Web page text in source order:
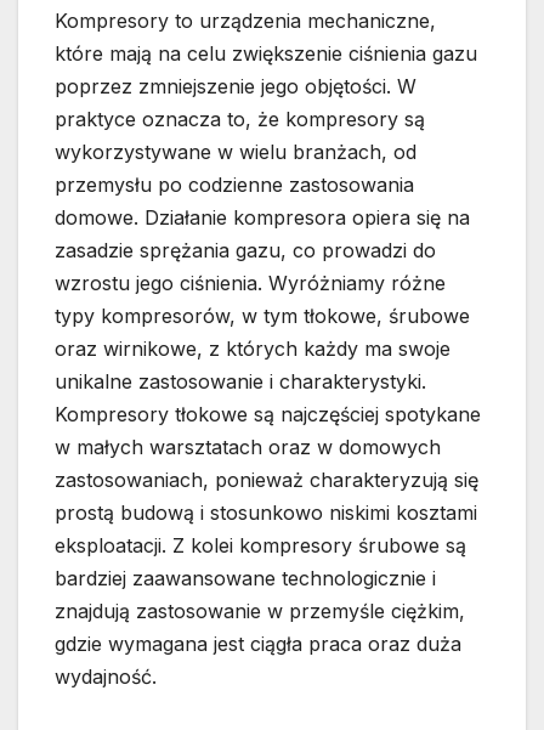
Kompresory to urządzenia mechaniczne,
które mają na celu zwiększenie ciśnienia gazu
poprzez zmniejszenie jego objętości. W
praktyce oznacza to, że kompresory są
wykorzystywane w wielu branżach, od
przemysłu po codzienne zastosowania
domowe. Działanie kompresora opiera się na
zasadzie sprężania gazu, co prowadzi do
wzrostu jego ciśnienia. Wyróżniamy różne
typy kompresorów, w tym tłokowe, śrubowe
oraz wirnikowe, z których każdy ma swoje
unikalne zastosowanie i charakterystyki.
Kompresory tłokowe są najczęściej spotykane
w małych warsztatach oraz w domowych
zastosowaniach, ponieważ charakteryzują się
prostą budową i stosunkowo niskimi kosztami
eksploatacji. Z kolei kompresory śrubowe są
bardziej zaawansowane technologicznie i
znajdują zastosowanie w przemyśle ciężkim,
gdzie wymagana jest ciągła praca oraz duża
wydajność.